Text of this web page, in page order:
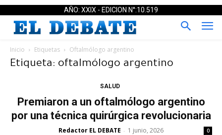
AÑO: XXIX - EDICION N°:10.519
Inicio Etiquetas Oftalmólogo argentino
Etiqueta: oftalmólogo argentino
SALUD
Premiaron a un oftalmólogo argentino
por una técnica quirúrgica revolucionaria
Redactor EL DEBATE - 1 junio, 2026 0